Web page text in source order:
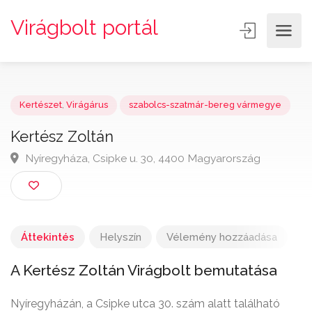
Virágbolt portál
Kertész Zoltán
Nyíregyháza, Csipke u. 30, 4400 Magyarország
Áttekintés Helyszín Vélemény hozzáadása
A Kertész Zoltán Virágbolt bemutatása
Nyíregyházán, a Csipke utca 30. szám alatt található